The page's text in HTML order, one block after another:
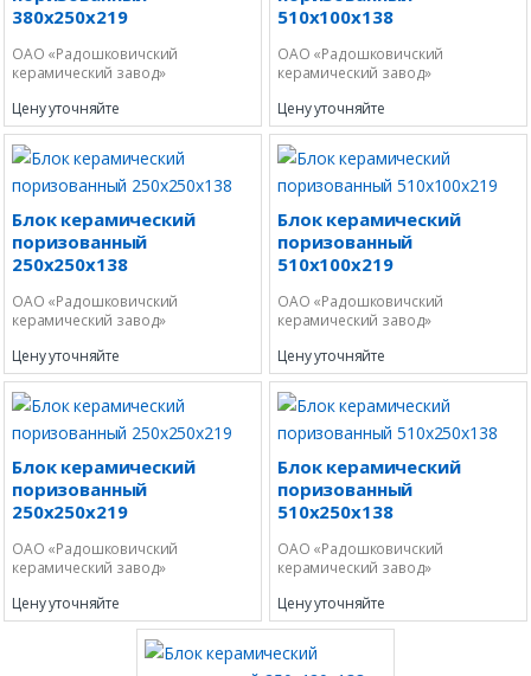
380х250х219
ОАО «Радошковичский
керамический завод»
Цену уточняйте
510х100х138
ОАО «Радошковичский
керамический завод»
Цену уточняйте
Блок керамический
поризованный
250х250х138
ОАО «Радошковичский
керамический завод»
Цену уточняйте
Блок керамический
поризованный
510х100х219
ОАО «Радошковичский
керамический завод»
Цену уточняйте
Блок керамический
поризованный
250х250х219
ОАО «Радошковичский
керамический завод»
Цену уточняйте
Блок керамический
поризованный
510х250х138
ОАО «Радошковичский
керамический завод»
Цену уточняйте
Оставьте номер и мы
перезвоним Вам